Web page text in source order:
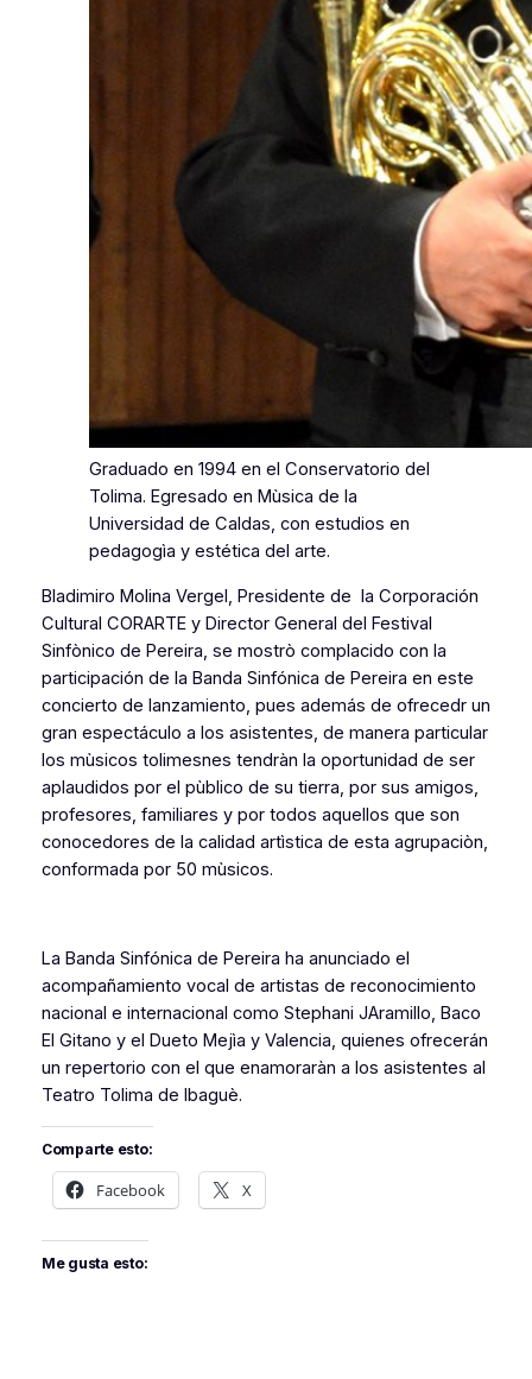
Graduado en 1994 en el Conservatorio del
Tolima. Egresado en Mùsica de la
Universidad de Caldas, con estudios en
pedagogìa y estética del arte.
Bladimiro Molina Vergel, Presidente de la Corporación
Cultural CORARTE y Director General del Festival
Sinfònico de Pereira, se mostrò complacido con la
participación de la Banda Sinfónica de Pereira en este
concierto de lanzamiento, pues además de ofrecedr un
gran espectáculo a los asistentes, de manera particular
los mùsicos tolimesnes tendràn la oportunidad de ser
aplaudidos por el pùblico de su tierra, por sus amigos,
profesores, familiares y por todos aquellos que son
conocedores de la calidad artìstica de esta agrupaciòn,
conformada por 50 mùsicos.
La Banda Sinfónica de Pereira ha anunciado el
acompañamiento vocal de artistas de reconocimiento
nacional e internacional como Stephani JAramillo, Baco
El Gitano y el Dueto Mejìa y Valencia, quienes ofrecerán
un repertorio con el que enamoraràn a los asistentes al
Teatro Tolima de Ibaguè.
Comparte esto:
Facebook X
Me gusta esto: